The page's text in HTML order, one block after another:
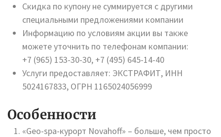
Скидка по купону не суммируется с другими
специальными предложениями компании
Информацию по условиям акции вы также
можете уточнить по телефонам компании:
+7 (965) 153-30-30, +7 (495) 645-14-40
Услуги предоставляет: ЭКСТРАФИТ, ИНН
5024167833, ОГРН 1165024056999
Особенности
«Geo-spa-курорт Novahoff» – больше, чем просто